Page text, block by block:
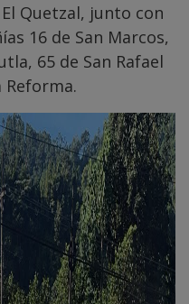
Quetzal, junto con
16 de San Marcos,
65 de San Rafael
Reforma.